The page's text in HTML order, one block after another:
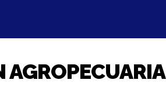
AGROPECUARIA